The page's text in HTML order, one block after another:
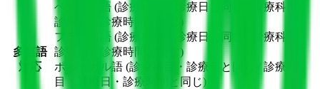
多言語
対応
ベンガル語 (診療科目・診療日と同じ / 診療科目・
診療日・診療時間と同じ)
フランス語 (診療科目・診療日と同じ / 診療科目・
診療日・診療時間と同じ)
ポルトガル語 (診療科目・診療日と同じ / 診療科
目・診療日・診療時間と同じ)